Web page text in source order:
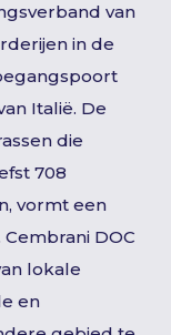
van
in de
Italië. De
die
708
vormt een
DOC
lokale
en